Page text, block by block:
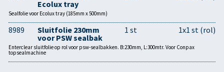
Ecolux tray
Sealfolie voor Ecolux tray (185mm x 500mm)
8989
Sluitfolie 230mm
voor PSW sealbak
1 st 1x1 st (rol)
Enterclear sluitfolie op rol voor psw-sealbakken. B:230mm, L:300mtr. Voor Conpax
topsealmachine